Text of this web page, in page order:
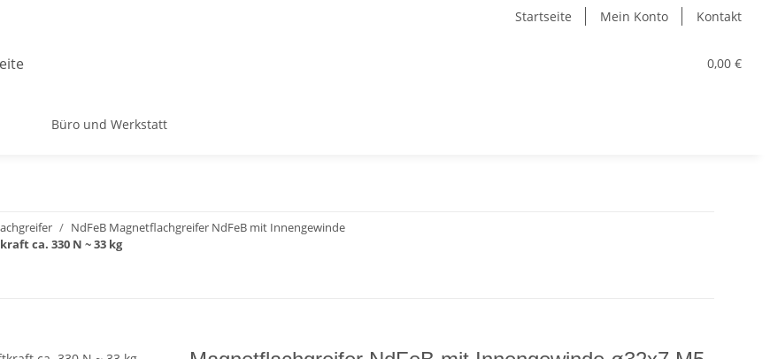
Startseite Mein Konto Kontakt
0,00 €
Büro und Werkstatt
NdFeB Magnetflachgreifer NdFeB mit Innengewinde
ca. 330 N ~ 33 kg